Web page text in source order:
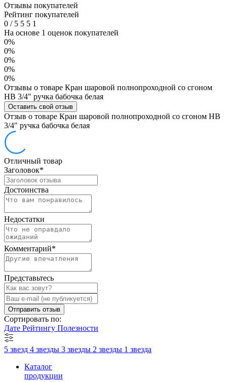
Отзывы покупателей
Рейтинг покупателей
0 /5 5 5 1
На основе 1 оценок покупателей
0%
0%
0%
0%
0%
Отзывы о товаре Кран шаровой полнопроходной со сгоном
НВ 3/4" ручка бабочка белая
Оставить свой отзыв
Отзыв о товаре Кран шаровой полнопроходной со сгоном НВ
3/4" ручка бабочка белая
Отличный товар
Заголовок*
Достоинства
Недостатки
Комментарий*
Представьтесь
Отправить отзыв
Сортировать по:
Дате Рейтингу Полезности
5 звезд 4 звезды 3 звезды 2 звезды 1 звезда
Каталог
продукции